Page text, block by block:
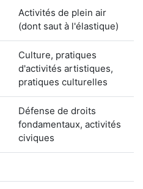
Activités de plein air
(dont saut à l'élastique)
Culture, pratiques
d'activités artistiques,
pratiques culturelles
Défense de droits
fondamentaux, activités
civiques